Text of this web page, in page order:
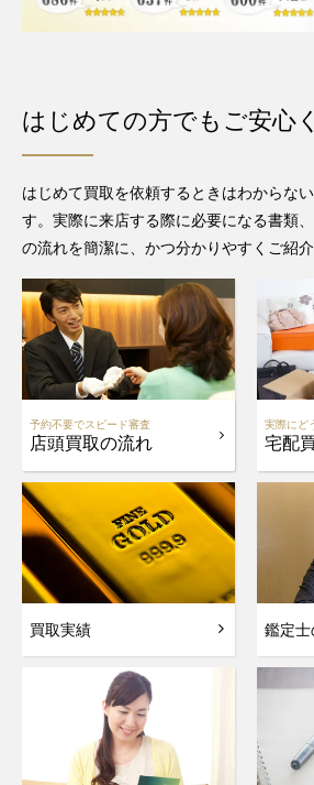
はじめての方でもご安心
はじめて買取を依頼するときはわからな
す。実際に来店する際に必要になる書類
の流れを簡潔に、かつ分かりやすくご紹介
予約不要でスピード審査
店頭買取の流れ
実際にど
宅配
買取実績 鑑定